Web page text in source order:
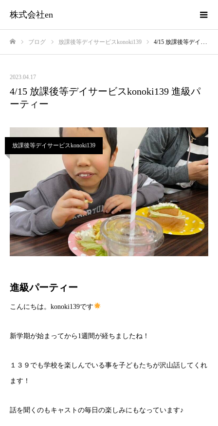
株式会社en
ブログ 放課後等デイサービスkonoki139 4/15 放課後等デイサービスkonoki139 進級パーティー
2023.04.17
4/15 放課後等デイサービスkonoki139 進級パ
ーティー
放課後等デイサービスkonoki139
進級パーティー
こんにちは。konoki139です
新学期が始まってから1週間が経ちましたね！
１３９でも学校を楽しんでいる事を子どもたちが沢山話してくれ
ます！
話を聞くのもキャストの毎日の楽しみにもなっています♪